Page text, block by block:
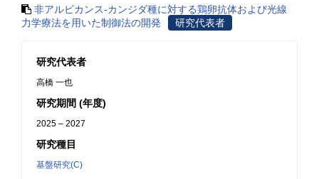
非アルビカンス-カンジダ種に対する鶏卵抗体および光線
力学療法を用いた制御法の開発
研究代表者
研究代表者
高橋 一也
研究期間 (年度)
2025 – 2027
研究種目
基盤研究(C)